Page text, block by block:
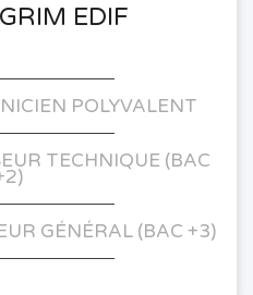
EDIF
POLYVALENT
TECHNIQUE (BAC
GÉNÉRAL (BAC +3)